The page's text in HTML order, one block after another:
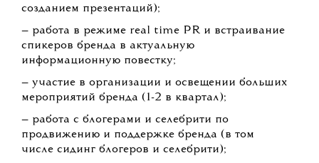
созданием презентаций);
— работа в режиме real time PR и встраивание
спикеров бренда в актуальную
информационную повестку;
— участие в организации и освещении больших
мероприятий бренда (1-2 в квартал);
— работа с блогерами и селебрити по
продвижению и поддержке бренда (в том
числе сидинг блогеров и селебрити);